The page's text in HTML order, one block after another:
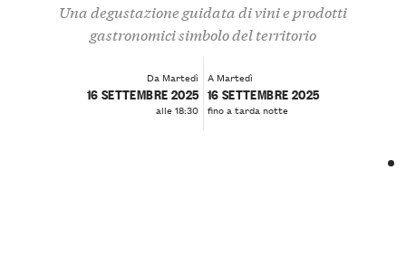
Una degustazione guidata di vini e prodotti
gastronomici simbolo del territorio
Da Martedì
16 SETTEMBRE 2025
alle 18:30
A Martedì
16 SETTEMBRE 2025
fino a tarda notte